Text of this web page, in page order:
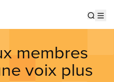
membres
voix plus